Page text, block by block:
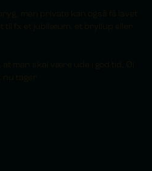
men private kan også få lavet
til fx et jubilæum, et bryllup eller
man skal være ude i god tid. Øl
tager.